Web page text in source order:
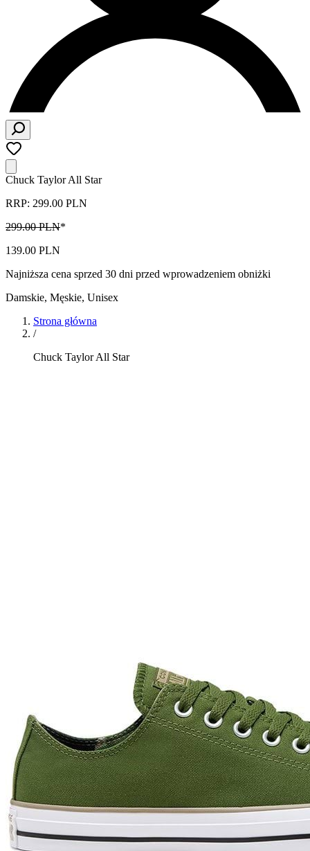
Chuck Taylor All Star
RRP: 299.00 PLN
299.00 PLN*
139.00 PLN
Najniższa cena sprzed 30 dni przed wprowadzeniem obniżki
Damskie, Męskie, Unisex
Strona główna
/
Chuck Taylor All Star